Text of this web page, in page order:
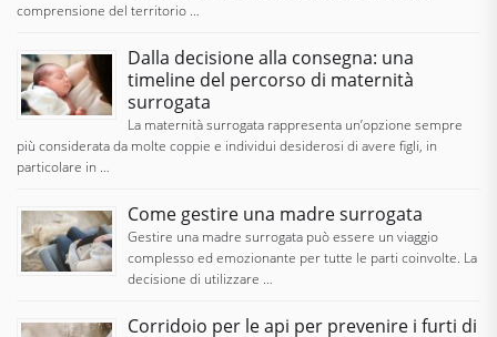
comprensione del territorio …
Dalla decisione alla consegna: una
timeline del percorso di maternità
surrogata
La maternità surrogata rappresenta un’opzione sempre
più considerata da molte coppie e individui desiderosi di avere figli, in
particolare in …
Come gestire una madre surrogata
Gestire una madre surrogata può essere un viaggio
complesso ed emozionante per tutte le parti coinvolte. La
decisione di utilizzare …
Corridoio per le api per prevenire i furti di